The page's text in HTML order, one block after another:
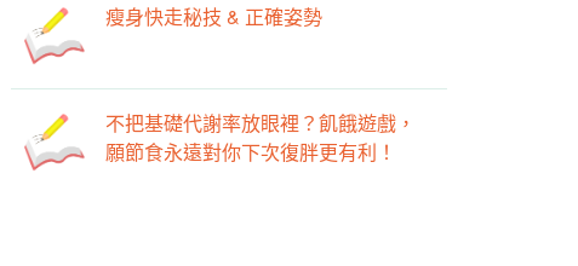
瘦身快走秘技 & 正確姿勢
不把基礎代謝率放眼裡？飢餓遊戲，
願節食永遠對你下次復胖更有利！